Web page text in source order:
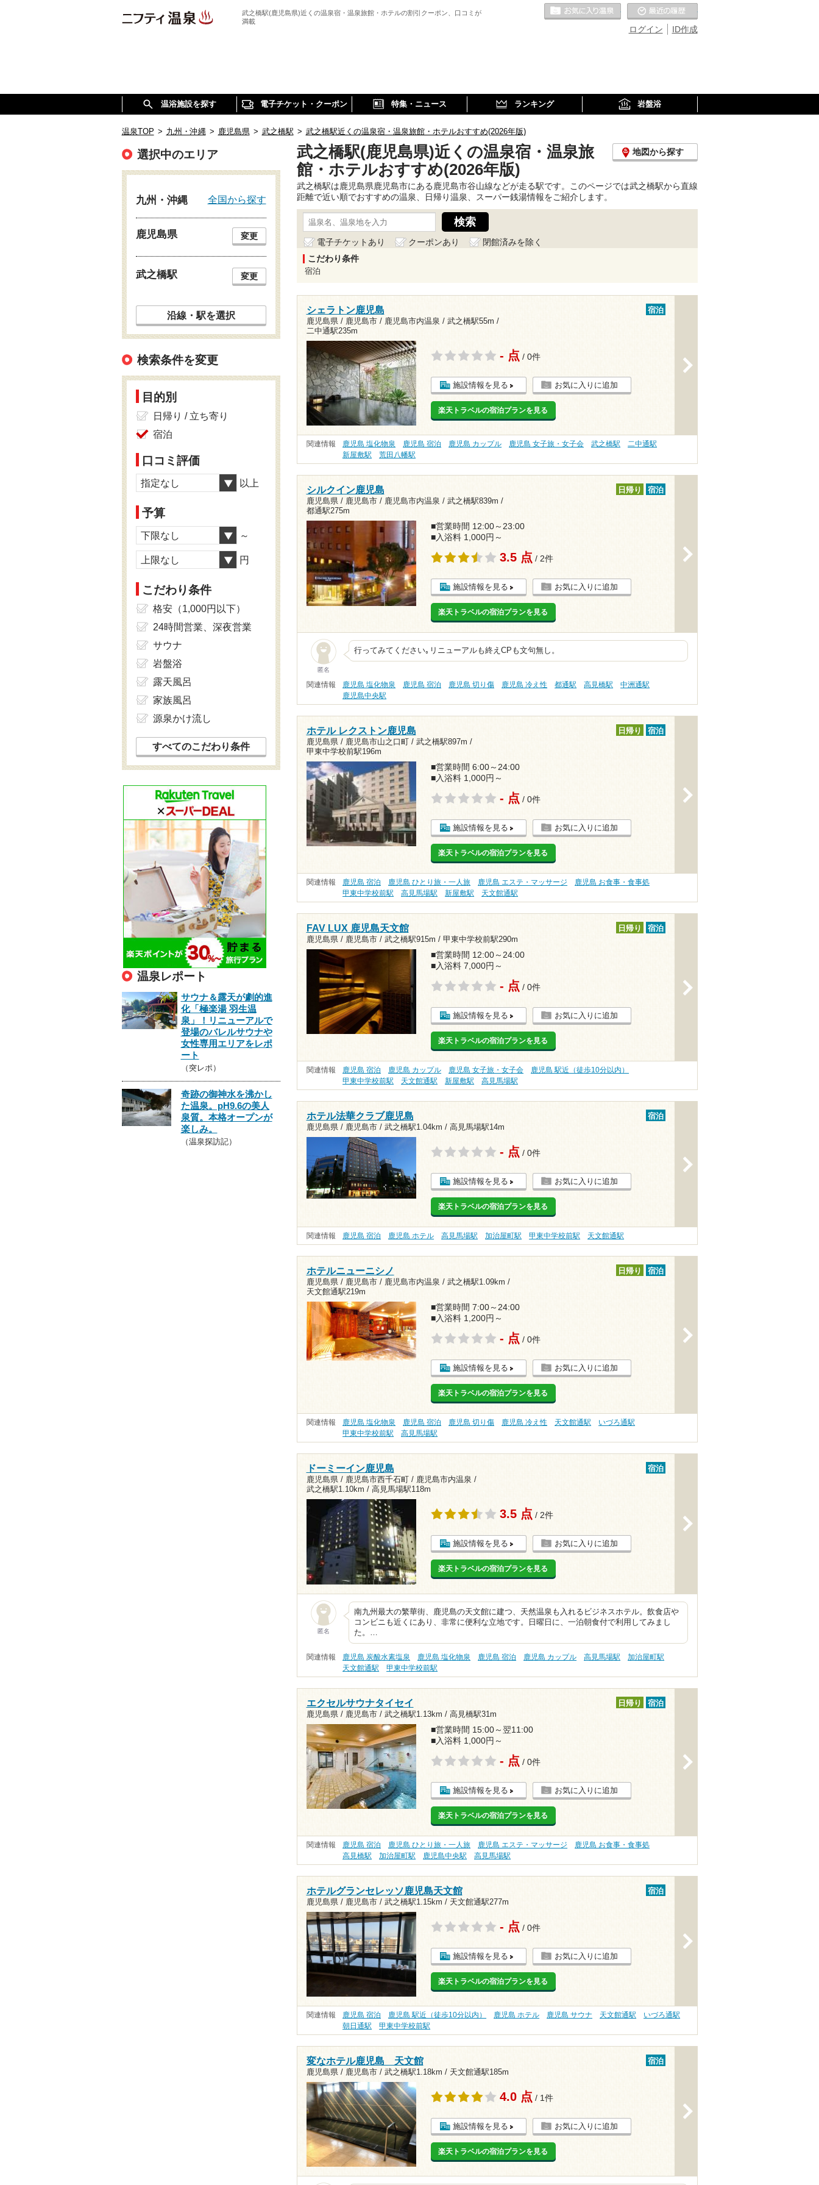
武之橋駅(鹿児島県)近くの温泉宿・温泉旅館・ホテルの割引クーポン、口コミが
満載
ID作成
ログイン
お気に入りの温泉
温浴施設を探す 電子チケット・クーポン 特集・ニュース ランキング 岩盤浴
温泉TOP > 九州・沖縄 > 鹿児島県 > 武之橋駅 > 武之橋駅近くの温泉宿・温泉旅館・ホテルおすすめ(2026年版)
武之橋駅(鹿児島県)近くの温泉宿・温泉旅
館・ホテルおすすめ(2026年版)
地図から探す
武之橋駅は鹿児島県鹿児島市にある鹿児島市谷山線などが走る駅です。このページでは武之橋駅から直線
距離で近い順でおすすめの温泉、日帰り温泉、スーパー銭湯情報をご紹介します。
電子チケットあり クーポンあり
閉館済みを除く
こだわり条件
宿泊
シェラトン鹿児島
鹿児島県 / 鹿児島市 / 鹿児島市内温泉 / 武之橋駅55m /
二中通駅235m
宿泊
- 点 / 0件
施設情報を見る お気に入りに追加
楽天トラベルの宿泊プランを見る
関連情報 鹿児島 塩化物泉 鹿児島 宿泊 鹿児島 カップル 鹿児島 女子旅・女子会 武之橋駅
二中通駅
新屋敷駅
荒田八幡駅
シルクイン鹿児島
鹿児島県 / 鹿児島市 / 鹿児島市内温泉 / 武之橋駅839m /
都通駅275m
日帰り 宿泊
■営業時間 12:00～23:00
■入浴料 1,000円～
3.5 点 / 2件
施設情報を見る お気に入りに追加
楽天トラベルの宿泊プランを見る
匿名
行ってみてください｡リニューアルも終えCPも文句無し。
関連情報 鹿児島 塩化物泉 鹿児島 宿泊 鹿児島 切り傷 鹿児島 冷え性 都通駅 高見橋駅
中洲通駅
鹿児島中央駅
ホテル レクストン鹿児島
鹿児島県 / 鹿児島市山之口町 / 武之橋駅897m /
甲東中学校前駅196m
日帰り 宿泊
■営業時間 6:00～24:00
■入浴料 1,000円～
- 点 / 0件
施設情報を見る お気に入りに追加
楽天トラベルの宿泊プランを見る
関連情報 鹿児島 宿泊 鹿児島 ひとり旅・一人旅 鹿児島 エステ・マッサージ
鹿児島 お食事・食事処
甲東中学校前駅
高見馬場駅 新屋敷駅 天文館通駅
FAV LUX 鹿児島天文館
鹿児島県 / 鹿児島市 / 武之橋駅915m / 甲東中学校前駅290m
日帰り 宿泊
■営業時間 12:00～24:00
■入浴料 7,000円～
- 点 / 0件
施設情報を見る お気に入りに追加
楽天トラベルの宿泊プランを見る
関連情報 鹿児島 宿泊 鹿児島 カップル 鹿児島 女子旅・女子会
鹿児島 駅近（徒歩10分以内）
甲東中学校前駅
天文館通駅 新屋敷駅 高見馬場駅
ホテル法華クラブ鹿児島
鹿児島県 / 鹿児島市 / 武之橋駅1.04km / 高見馬場駅14m
宿泊
- 点 / 0件
施設情報を見る お気に入りに追加
楽天トラベルの宿泊プランを見る
関連情報 鹿児島 宿泊 鹿児島 ホテル 高見馬場駅 加治屋町駅 甲東中学校前駅 天文館通駅
ホテルニューニシノ
鹿児島県 / 鹿児島市 / 鹿児島市内温泉 / 武之橋駅1.09km /
天文館通駅219m
日帰り 宿泊
■営業時間 7:00～24:00
■入浴料 1,200円～
- 点 / 0件
施設情報を見る お気に入りに追加
楽天トラベルの宿泊プランを見る
関連情報 鹿児島 塩化物泉 鹿児島 宿泊 鹿児島 切り傷 鹿児島 冷え性 天文館通駅
いづろ通駅
甲東中学校前駅
高見馬場駅
ドーミーイン鹿児島
鹿児島県 / 鹿児島市西千石町 / 鹿児島市内温泉 /
武之橋駅1.10km / 高見馬場駅118m
宿泊
3.5 点 / 2件
施設情報を見る お気に入りに追加
楽天トラベルの宿泊プランを見る
匿名
南九州最大の繁華街、鹿児島の天文館に建つ、天然温泉も入れるビジネスホテル。飲食店や
コンビニも近くにあり、非常に便利な立地です。日曜日に、一泊朝食付で利用してみまし
た。…
関連情報 鹿児島 炭酸水素塩泉 鹿児島 塩化物泉 鹿児島 宿泊 鹿児島 カップル 高見馬場駅
加治屋町駅
天文館通駅
甲東中学校前駅
エクセルサウナタイセイ
鹿児島県 / 鹿児島市 / 武之橋駅1.13km / 高見橋駅31m
日帰り 宿泊
■営業時間 15:00～翌11:00
■入浴料 1,000円～
- 点 / 0件
施設情報を見る お気に入りに追加
楽天トラベルの宿泊プランを見る
関連情報 鹿児島 宿泊 鹿児島 ひとり旅・一人旅 鹿児島 エステ・マッサージ
鹿児島 お食事・食事処
高見橋駅
加治屋町駅 鹿児島中央駅 高見馬場駅
ホテルグランセレッソ鹿児島天文館
鹿児島県 / 鹿児島市 / 武之橋駅1.15km / 天文館通駅277m
宿泊
- 点 / 0件
施設情報を見る お気に入りに追加
楽天トラベルの宿泊プランを見る
関連情報 鹿児島 宿泊 鹿児島 駅近（徒歩10分以内） 鹿児島 ホテル 鹿児島 サウナ 天文館通駅
いづろ通駅
朝日通駅
甲東中学校前駅
変なホテル鹿児島 天文館
鹿児島県 / 鹿児島市 / 武之橋駅1.18km / 天文館通駅185m
宿泊
4.0 点 / 1件
施設情報を見る お気に入りに追加
楽天トラベルの宿泊プランを見る
選択中のエリア
九州・沖縄 全国から探す
鹿児島県 変更
武之橋駅 変更
沿線・駅を選択
検索条件を変更
目的別
日帰り / 立ち寄り
宿泊
口コミ評価
指定なし 以上
予算
下限なし ～
上限なし 円
こだわり条件
格安（1,000円以下）
24時間営業、深夜営業
サウナ
岩盤浴
露天風呂
家族風呂
源泉かけ流し
すべてのこだわり条件
温泉レポート
サウナ＆露天が劇的進
化「極楽湯 羽生温
泉」！リニューアルで
登場のバレルサウナや
女性専用エリアをレポ
ート
（突レポ）
奇跡の御神水を沸かし
た温泉。pH9.6の美人
泉質。本格オープンが
楽しみ。
（温泉探訪記）